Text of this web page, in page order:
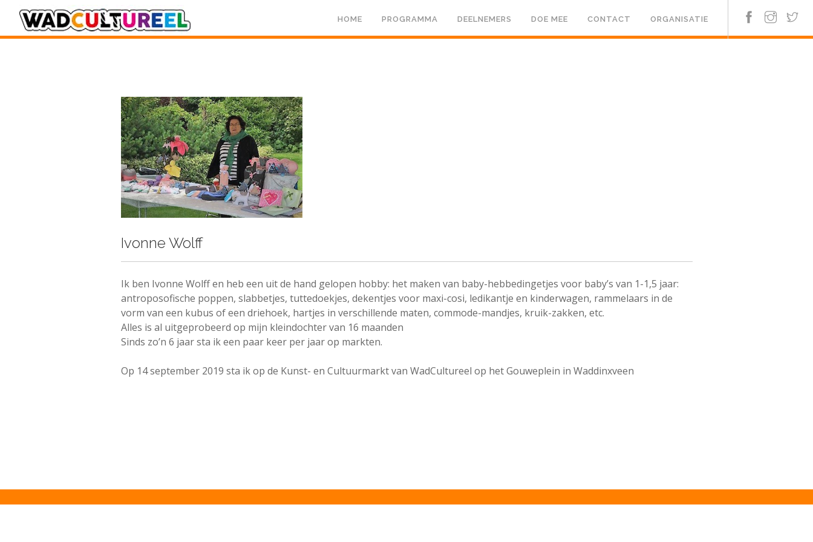
HOME PROGRAMMA DEELNEMERS DOE MEE CONTACT ORGANISATIE
Ivonne Wolff
Ik ben Ivonne Wolff en heb een uit de hand gelopen hobby: het maken van baby-hebbedingetjes voor baby’s van 1-1,5 jaar:
antroposofische poppen, slabbetjes, tuttedoekjes, dekentjes voor maxi-cosi, ledikantje en kinderwagen, rammelaars in de
vorm van een kubus of een driehoek, hartjes in verschillende maten, commode-mandjes, kruik-zakken, etc.
Alles is al uitgeprobeerd op mijn kleindochter van 16 maanden
Sinds zo’n 6 jaar sta ik een paar keer per jaar op markten.
Op 14 september 2019 sta ik op de Kunst- en Cultuurmarkt van WadCultureel op het Gouweplein in Waddinxveen